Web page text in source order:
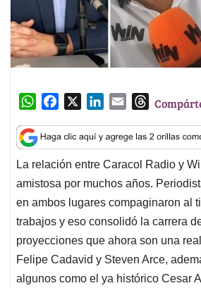
W
a
t
s
A
p
p
c
e
b
o
o
k
n
k
e
d
I
n
a
i
l
T
r
e
a
d
s
La relación entre Caracol Radio y
amistosa por muchos años.
en ambos lugares compaginaron al
trabajos y eso consolidó la carrera
proyecciones que ahora son una
Felipe Cadavid y Steven Arce,
algunos como el ya histórico Cesar